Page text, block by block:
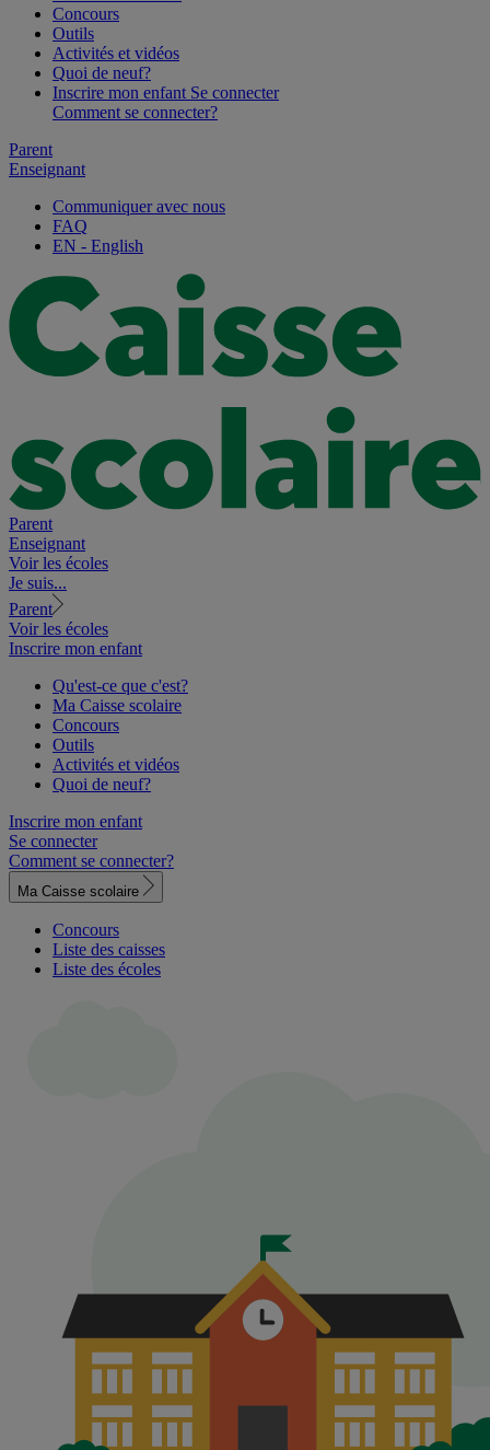
Concours
Outils
Activités et vidéos
Quoi de neuf?
Inscrire mon enfant Se connecter
Comment se connecter?
Parent
Enseignant
Communiquer avec nous
FAQ
EN - English
Parent
Enseignant
Voir les écoles
Je suis...
Parent
Voir les écoles
Inscrire mon enfant
Qu'est-ce que c'est?
Ma Caisse scolaire
Concours
Outils
Activités et vidéos
Quoi de neuf?
Inscrire mon enfant
Se connecter
Comment se connecter?
Ma Caisse scolaire
Concours
Liste des caisses
Liste des écoles